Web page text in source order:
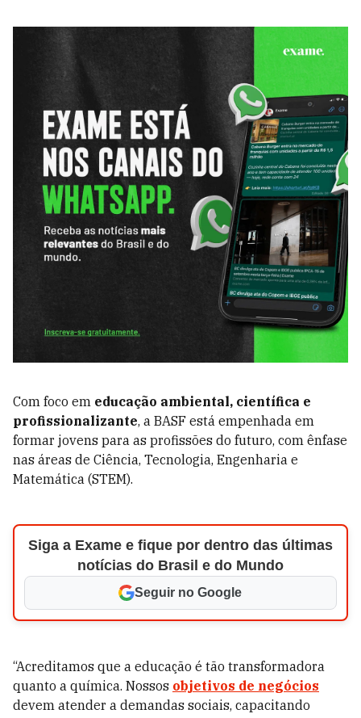
Com foco em educação ambiental, científica e
profissionalizante, a BASF está empenhada em
formar jovens para as profissões do futuro, com ênfase
nas áreas de Ciência, Tecnologia, Engenharia e
Matemática (STEM).
Siga a Exame e fique por dentro das últimas
notícias do Brasil e do Mundo
Seguir no Google
“Acreditamos que a educação é tão transformadora
quanto a química. Nossos objetivos de negócios
devem atender a demandas sociais, capacitando